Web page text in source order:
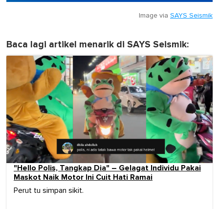
Image via SAYS Seismik
Baca lagi artikel menarik di SAYS Seismik:
"Hello Polis, Tangkap Dia" – Gelagat Individu Pakai
Maskot Naik Motor Ini Cuit Hati Ramai
Perut tu simpan sikit.